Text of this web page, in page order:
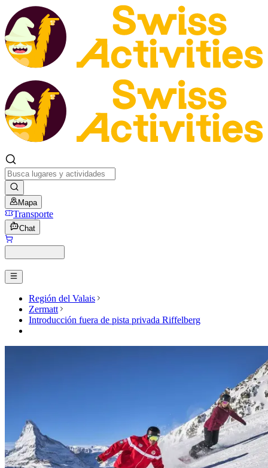
Mapa
Transporte
Chat
Región del Valais
Zermatt
Introducción fuera de pista privada Riffelberg